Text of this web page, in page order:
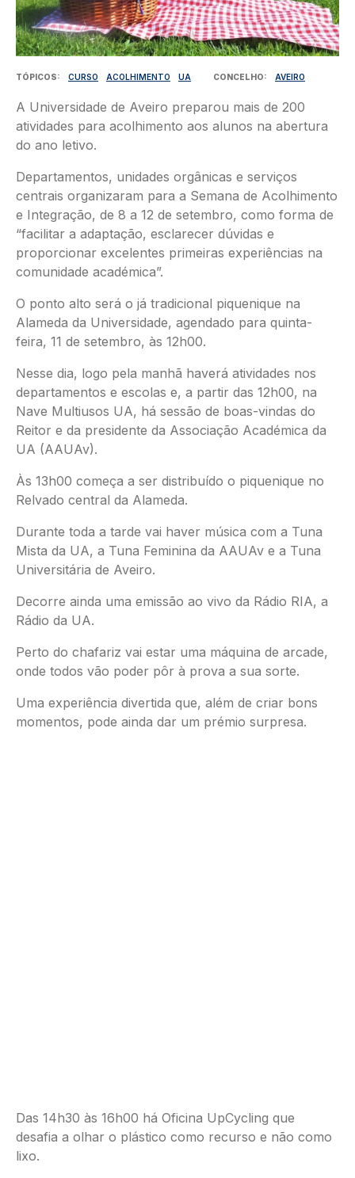
TÓPICOS CURSO ACOLHIMENTO UA CONCELHO AVEIRO
A Universidade de Aveiro preparou mais de 200
atividades para acolhimento aos alunos na abertura
do ano letivo.
Departamentos, unidades orgânicas e serviços
centrais organizaram para a Semana de Acolhimento
e Integração, de 8 a 12 de setembro, como forma de
“facilitar a adaptação, esclarecer dúvidas e
proporcionar excelentes primeiras experiências na
comunidade académica”.
O ponto alto será o já tradicional piquenique na
Alameda da Universidade, agendado para quinta-
feira, 11 de setembro, às 12h00.
Nesse dia, logo pela manhã haverá atividades nos
departamentos e escolas e, a partir das 12h00, na
Nave Multiusos UA, há sessão de boas-vindas do
Reitor e da presidente da Associação Académica da
UA (AAUAv).
Às 13h00 começa a ser distribuído o piquenique no
Relvado central da Alameda.
Durante toda a tarde vai haver música com a Tuna
Mista da UA, a Tuna Feminina da AAUAv e a Tuna
Universitária de Aveiro.
Decorre ainda uma emissão ao vivo da Rádio RIA, a
Rádio da UA.
Perto do chafariz vai estar uma máquina de arcade,
onde todos vão poder pôr à prova a sua sorte.
Uma experiência divertida que, além de criar bons
momentos, pode ainda dar um prémio surpresa.
Das 14h30 às 16h00 há Oficina UpCycling que
desafia a olhar o plástico como recurso e não como
lixo.